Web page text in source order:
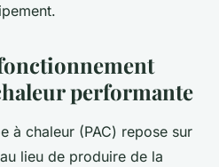
performante
à chaleur (PAC) repose sur
lieu de produire de la